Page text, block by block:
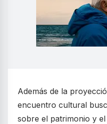
Además de la
encuentro cultural
sobre el patrimonio y